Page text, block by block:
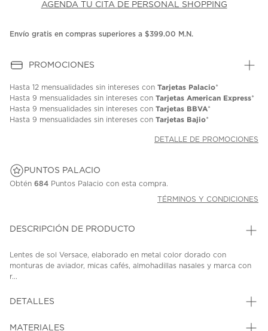
AGENDA TU CITA DE PERSONAL SHOPPING
Envío gratis en compras superiores a $399.00 M.N.
PROMOCIONES
Hasta 12 mensualidades sin intereses con Tarjetas Palacio*
Hasta 9 mensualidades sin intereses con Tarjetas American Express*
Hasta 9 mensualidades sin intereses con Tarjetas BBVA*
Hasta 9 mensualidades sin intereses con Tarjetas Bajio*
DETALLE DE PROMOCIONES
PUNTOS PALACIO
Obtén 684 Puntos Palacio con esta compra.
TÉRMINOS Y CONDICIONES
DESCRIPCIÓN DE PRODUCTO
Lentes de sol Versace, elaborado en metal color dorado con
monturas de aviador, micas cafés, almohadillas nasales y marca con
r...
DETALLES
MATERIALES